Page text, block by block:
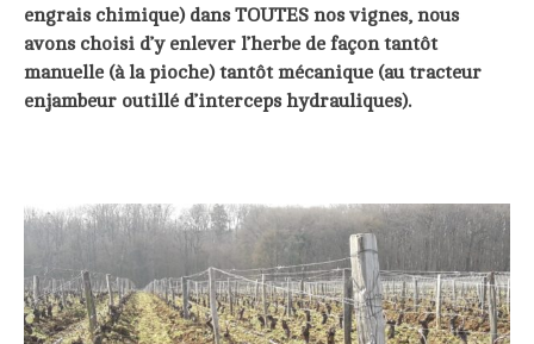
engrais chimique) dans TOUTES nos vignes, nous
avons choisi d’y enlever l’herbe de façon tantôt
manuelle (à la pioche) tantôt mécanique (au tracteur
enjambeur outillé d’interceps hydrauliques).